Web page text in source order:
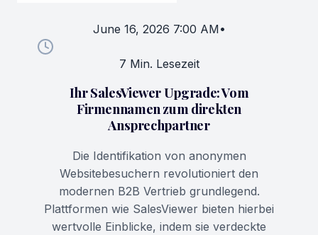
June 16, 2026 7:00 AM•
7 Min. Lesezeit
Ihr SalesViewer Upgrade: Vom
Firmennamen zum direkten
Ansprechpartner
Die Identifikation von anonymen
Websitebesuchern revolutioniert den
modernen B2B Vertrieb grundlegend.
Plattformen wie SalesViewer bieten hierbei
wertvolle Einblicke, indem sie verdeckte